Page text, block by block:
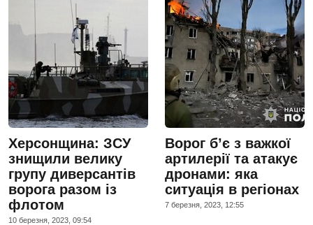
Херсонщина: ЗСУ
знищили велику
групу диверсантів
ворога разом із
флотом
10 березня, 2023, 09:54
Ворог б’є з важкої
артилерії та атакує
дронами: яка
ситуація в регіонах
7 березня, 2023, 12:55